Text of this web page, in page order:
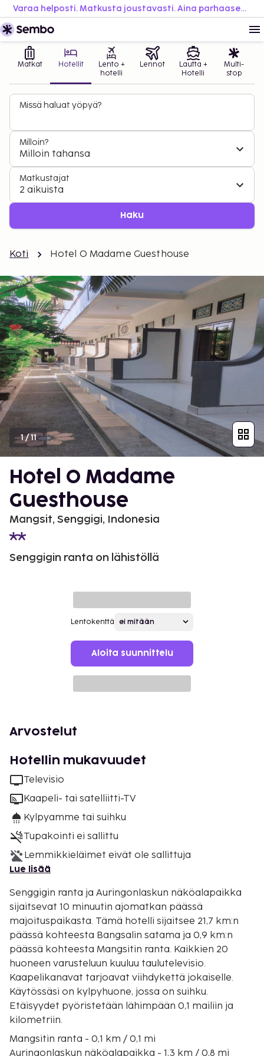
Varaa helposti. Matkusta joustavasti. Aina parhaaseen hintaan.
Matkat Hotellit
Lento +
hotelli
Lennot
Lautta +
Hotelli
Multi-
stop
Missä haluat yöpyä?
Milloin?
Milloin tahansa
Matkustajat
2 aikuista
Haku
Koti Hotel O Madame Guesthouse
1/11
Hotel O Madame
Guesthouse
Mangsit, Senggigi, Indonesia
Senggigin ranta on lähistöllä
Lentokenttä
Aloita suunnittelu
Arvostelut
Hotellin mukavuudet
Televisio
Kaapeli- tai satelliitti-TV
Kylpyamme tai suihku
Tupakointi ei sallittu
Lemmikkieläimet eivät ole sallittuja
Lue lisää
Senggigin ranta ja Auringonlaskun näköalapaikka
sijaitsevat 10 minuutin ajomatkan päässä
majoituspaikasta. Tämä hotelli sijaitsee 21,7 km:n
päässä kohteesta Bangsalin satama ja 0,9 km:n
päässä kohteesta Mangsitin ranta. Kaikkien 20
huoneen varusteluun kuuluu taulutelevisio.
Kaapelikanavat tarjoavat viihdykettä jokaiselle.
Käytössäsi on kylpyhuone, jossa on suihku.
Etäisyydet pyöristetään lähimpään 0,1 mailiin ja
kilometriin.
Mangsitin ranta - 0,1 km / 0,1 mi
Auringonlaskun näköalapaikka - 1,3 km / 0,8 mi